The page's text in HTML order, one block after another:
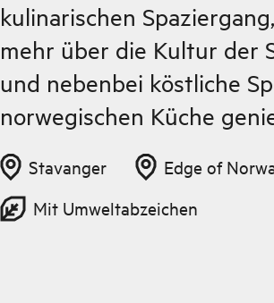
kulinarischen
mehr über die Kultur der
und nebenbei köstliche
norwegischen Küche
Stavanger
Edge of
Mit Umweltabzeichen